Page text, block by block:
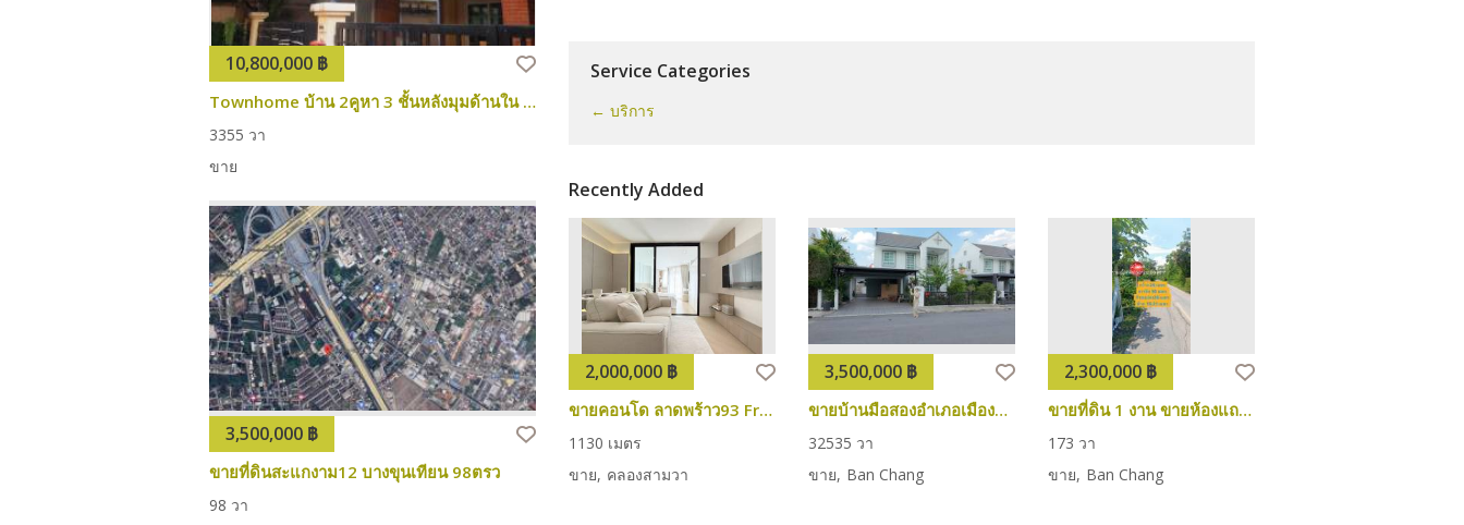
Townhome บ้าน 2คูหา 3 ชั้นหลังมุมด้านใน หมู่บ้านคาซ่าซิตี้
3355 วา
ขาย
10,800,000 ฿
ขายที่ดินสะแกงาม12 บางขุนเทียน 98ตรว
98 วา
3,500,000 ฿
Service Categories
← บริการ
Recently Added
ขายคอนโด ลาดพร้าว93 Free Island ฟรีไอซ์แลนด์ คอนโดสไตร์ Duplex 2ห้องนอน ใหม่พร้อมอยู่
1 1 30 เมตร
ขาย คลองสามวา
2,000,000 ฿
ขายบ้านมือสองอำเภอเมืองสระบุรี ขายบ้านมือ2ปากเพรียว
32535 วา
ขาย Ban Chang
3,500,000 ฿
ขายที่ดิน 1 งาน ขายห้องแถวชั้นเดียว 4ห้อง 73 ตร.วา ติดถนน สบ.3050สระบุรี-ปากบาง
173 วา
ขาย Ban Chang
2,300,000 ฿